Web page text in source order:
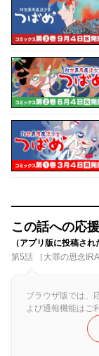
この話への応
（アプリ版に投稿さ
第5話 ［大罪の思念IRA
ブラウザ版では、
よび通報機能はご